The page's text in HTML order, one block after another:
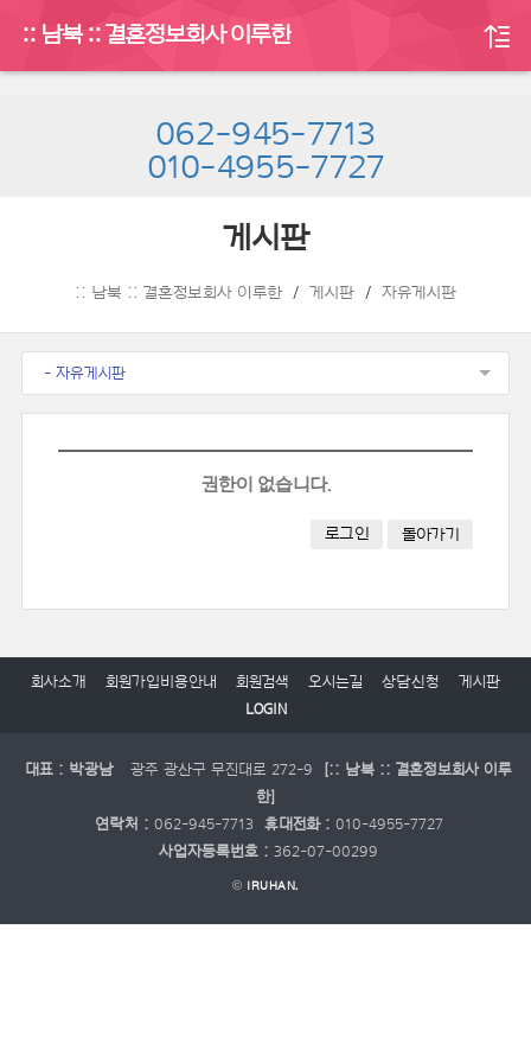
:: 남북 :: 결혼정보회사 이루한
062-945-7713
010-4955-7727
게시판
:: 남북 :: 결혼정보회사 이루한 게시판 자유게시판
- 자유게시판
권한이 없습니다.
로그인 돌아가기
회사소개 회원가입비용안내 회원검색 오시는길 상담신청
게시판
LOGIN
대표 : 박광남 광주 광산구 무진대로 272-9
[:: 남북 :: 결혼정보회사 이루
한]
연락처 : 062-945-7713 휴대전화 : 010-4955-7727
사업자등록번호 : 362-07-00299
© IRUHAN.